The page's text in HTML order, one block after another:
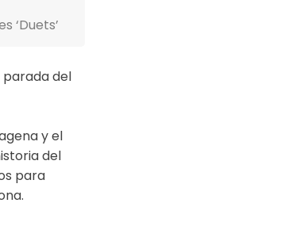
‘Duets’
parada del
y el
del
para